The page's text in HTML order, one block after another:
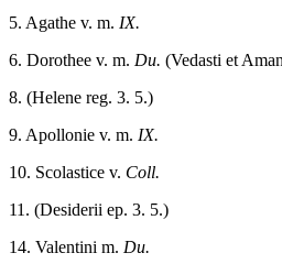
5. Agathe v. m. IX.
6. Dorothee v. m. Du. (Vedasti et
8. (Helene reg. 3. 5.)
9. Apollonie v. m. IX.
10. Scolastice v. Coll.
11. (Desiderii ep. 3. 5.)
14. Valentini m. Du.